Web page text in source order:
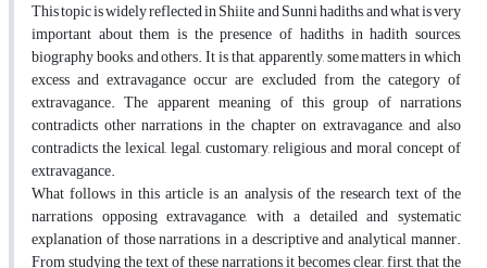
This topic is widely reflected in Shiite and Sunni hadiths, and what is very
important about them is the presence of hadiths in hadith sources,
biography books, and others. It is that, apparently, some matters in which
excess and extravagance occur are excluded from the category of
extravagance. The apparent meaning of this group of narrations
contradicts other narrations in the chapter on extravagance, and also
contradicts the lexical, legal, customary, religious and moral concept of
extravagance.
What follows in this article is an analysis of the research text of the
narrations opposing extravagance, with a detailed and systematic
explanation of those narrations, in a descriptive and analytical manner.